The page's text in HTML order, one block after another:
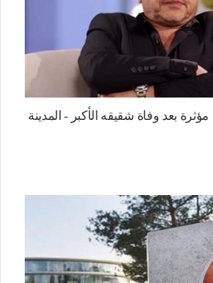
بعد وفاة شقيقه الأكبر - المدينة